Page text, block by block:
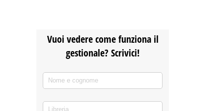
Vuoi vedere come funziona il
gestionale? Scrivici!
Nome e cognome
Libreria